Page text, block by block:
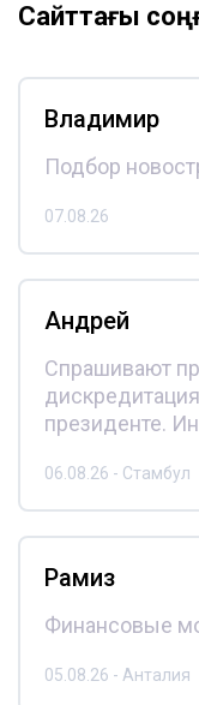
Сайттағы
Владимир
Подбор
07.08.26
Андрей
Спрашивают
президенте.
06.08.26 - Стамбул
Рамиз
Финансовые
05.08.26 - Анталия